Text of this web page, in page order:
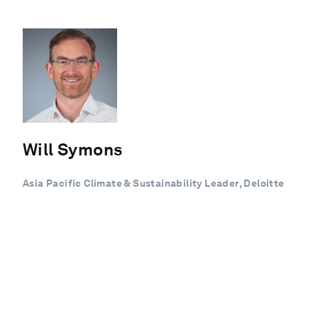
Will Symons
Asia Pacific Climate & Sustainability Leader, Deloitte